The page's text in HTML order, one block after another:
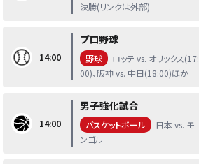
決勝(リンクは外部)
14:00
プロ野球
野球
ロッテ vs. オリックス(17:
00)、阪神 vs. 中日(18:00)ほか
14:00
男子強化試合
バスケットボール
日本 vs. モ
ンゴル